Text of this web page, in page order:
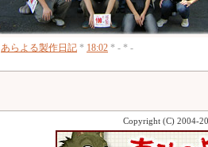
あらよる製作日記 * 18:02 * - * -
Copyright (C) 2004-